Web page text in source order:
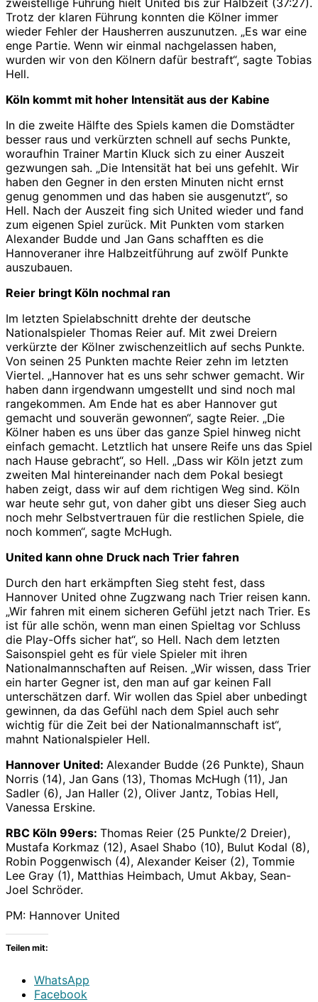
Trotz der klaren Führung konnten die Kölner immer
wieder Fehler der Hausherren auszunutzen. „Es war eine
enge Partie. Wenn wir einmal nachgelassen haben,
wurden wir von den Kölnern dafür bestraft“, sagte Tobias
Hell.
Köln kommt mit hoher Intensität aus der Kabine
In die zweite Hälfte des Spiels kamen die Domstädter
besser raus und verkürzten schnell auf sechs Punkte,
woraufhin Trainer Martin Kluck sich zu einer Auszeit
gezwungen sah. „Die Intensität hat bei uns gefehlt. Wir
haben den Gegner in den ersten Minuten nicht ernst
genug genommen und das haben sie ausgenutzt“, so
Hell. Nach der Auszeit fing sich United wieder und fand
zum eigenen Spiel zurück. Mit Punkten vom starken
Alexander Budde und Jan Gans schafften es die
Hannoveraner ihre Halbzeitführung auf zwölf Punkte
auszubauen.
Reier bringt Köln nochmal ran
Im letzten Spielabschnitt drehte der deutsche
Nationalspieler Thomas Reier auf. Mit zwei Dreiern
verkürzte der Kölner zwischenzeitlich auf sechs Punkte.
Von seinen 25 Punkten machte Reier zehn im letzten
Viertel. „Hannover hat es uns sehr schwer gemacht. Wir
haben dann irgendwann umgestellt und sind noch mal
rangekommen. Am Ende hat es aber Hannover gut
gemacht und souverän gewonnen“, sagte Reier. „Die
Kölner haben es uns über das ganze Spiel hinweg nicht
einfach gemacht. Letztlich hat unsere Reife uns das Spiel
nach Hause gebracht“, so Hell. „Dass wir Köln jetzt zum
zweiten Mal hintereinander nach dem Pokal besiegt
haben zeigt, dass wir auf dem richtigen Weg sind. Köln
war heute sehr gut, von daher gibt uns dieser Sieg auch
noch mehr Selbstvertrauen für die restlichen Spiele, die
noch kommen“, sagte McHugh.
United kann ohne Druck nach Trier fahren
Durch den hart erkämpften Sieg steht fest, dass
Hannover United ohne Zugzwang nach Trier reisen kann.
„Wir fahren mit einem sicheren Gefühl jetzt nach Trier. Es
ist für alle schön, wenn man einen Spieltag vor Schluss
die Play-Offs sicher hat“, so Hell. Nach dem letzten
Saisonspiel geht es für viele Spieler mit ihren
Nationalmannschaften auf Reisen. „Wir wissen, dass Trier
ein harter Gegner ist, den man auf gar keinen Fall
unterschätzen darf. Wir wollen das Spiel aber unbedingt
gewinnen, da das Gefühl nach dem Spiel auch sehr
wichtig für die Zeit bei der Nationalmannschaft ist“,
mahnt Nationalspieler Hell.
Hannover United: Alexander Budde (26 Punkte), Shaun
Norris (14), Jan Gans (13), Thomas McHugh (11), Jan
Sadler (6), Jan Haller (2), Oliver Jantz, Tobias Hell,
Vanessa Erskine.
RBC Köln 99ers: Thomas Reier (25 Punkte/2 Dreier),
Mustafa Korkmaz (12), Asael Shabo (10), Bulut Kodal (8),
Robin Poggenwisch (4), Alexander Keiser (2), Tommie
Lee Gray (1), Matthias Heimbach, Umut Akbay, Sean-
Joel Schröder.
PM: Hannover United
Teilen mit:
WhatsApp
Facebook